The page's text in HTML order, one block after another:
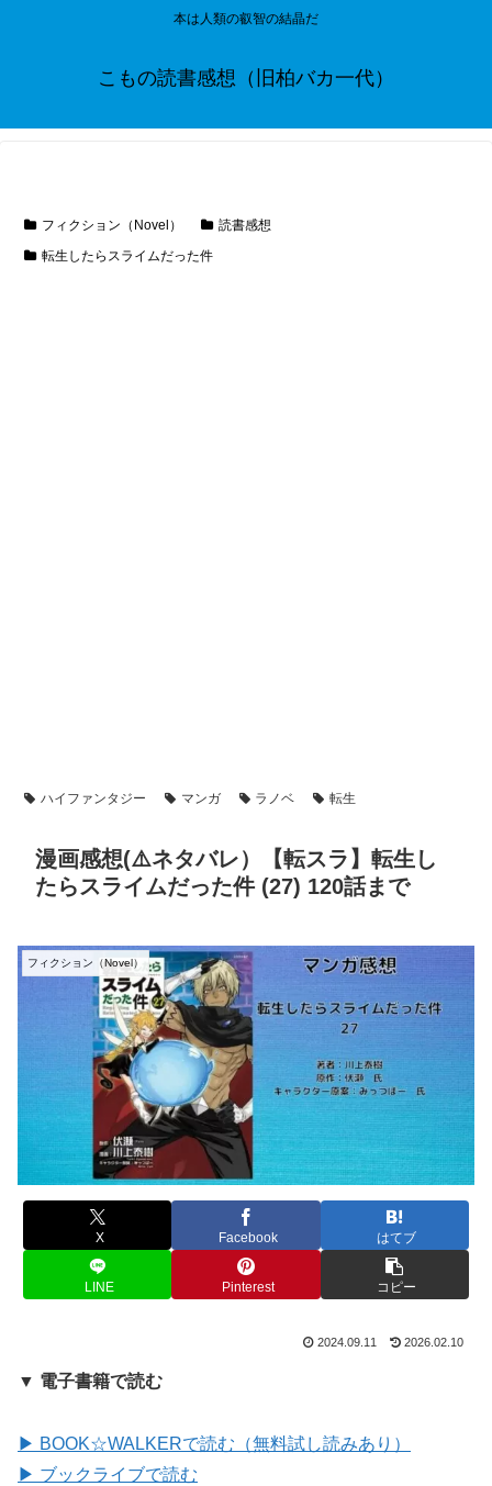
本は人類の叡智の結晶だ
こもの読書感想（旧柏バカ一代）
フィクション（Novel）
読書感想
転生したらスライムだった件
ハイファンタジー マンガ ラノベ 転生
漫画感想(⚠️ネタバレ）【転スラ】転生し
たらスライムだった件 (27) 120話まで
フィクション（Novel）
X Facebook はてブ
LINE Pinterest コピー
2024.09.11 2026.02.10
▼ 電子書籍で読む
▶ BOOK☆WALKERで読む（無料試し読みあり）
▶ ブックライブで読む